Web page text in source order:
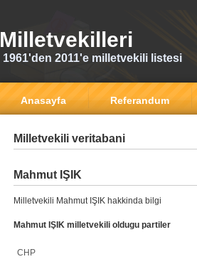
Milletvekilleri
1961'den 2011'e milletvekili listesi
Anasayfa Referandum
Milletvekili veritabani
Mahmut IŞIK
Milletvekili Mahmut IŞIK hakkinda bilgi
Mahmut IŞIK milletvekili oldugu partiler
CHP